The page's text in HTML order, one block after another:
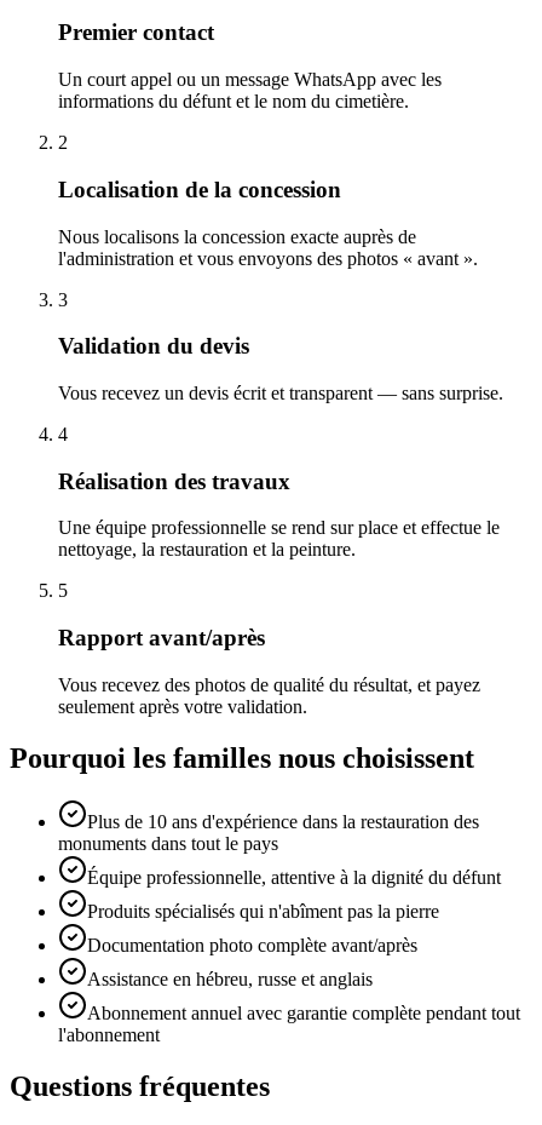
Premier contact
Un court appel ou un message WhatsApp avec les
informations du défunt et le nom du cimetière.
2
Localisation de la concession
Nous localisons la concession exacte auprès de
l'administration et vous envoyons des photos « avant ».
3
Validation du devis
Vous recevez un devis écrit et transparent — sans surprise.
4
Réalisation des travaux
Une équipe professionnelle se rend sur place et effectue le
nettoyage, la restauration et la peinture.
5
Rapport avant/après
Vous recevez des photos de qualité du résultat, et payez
seulement après votre validation.
Pourquoi les familles nous choisissent
Plus de 10 ans d'expérience dans la restauration des
monuments dans tout le pays
Équipe professionnelle, attentive à la dignité du défunt
Produits spécialisés qui n'abîment pas la pierre
Documentation photo complète avant/après
Assistance en hébreu, russe et anglais
Abonnement annuel avec garantie complète pendant tout
l'abonnement
Questions fréquentes